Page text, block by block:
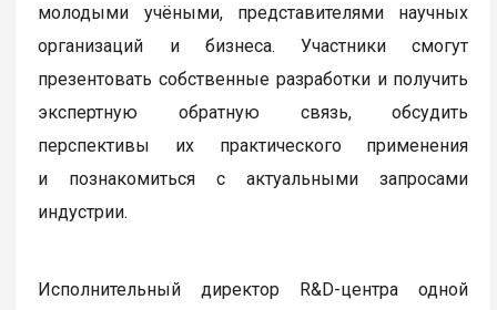
молодыми учёными, представителями научных
организаций и бизнеса. Участники смогут
презентовать собственные разработки и получить
экспертную обратную связь, обсудить
перспективы их практического применения
и познакомиться с актуальными запросами
индустрии.
Исполнительный директор R&D-центра одной